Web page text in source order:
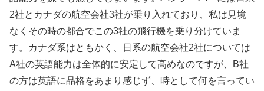
2社とカナダの航空会社3社が乗り入れており、私は見境
なくその時の都合でこの3社の飛行機を乗り分けていま
す。カナダ系はともかく、日系の航空会社2社については
A社の英語能力は全体的に安定して高めなのですが、B社
の方は英語に品格をあまり感じず、時として何を言ってい